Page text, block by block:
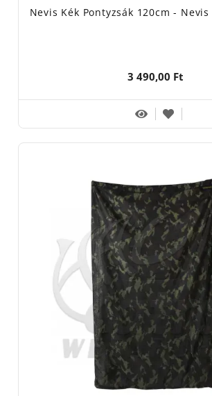
Nevis Kék Pontyzsák 120cm -
3 490,00 Ft